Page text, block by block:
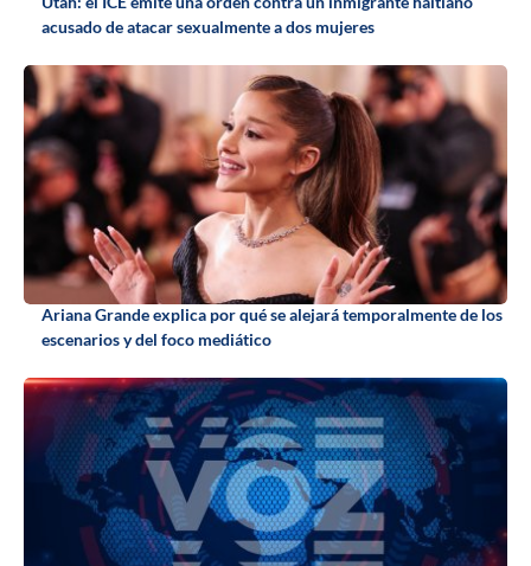
acusado de atacar sexualmente a dos mujeres
Ariana Grande explica por qué se alejará temporalmente de los
escenarios y del foco mediático